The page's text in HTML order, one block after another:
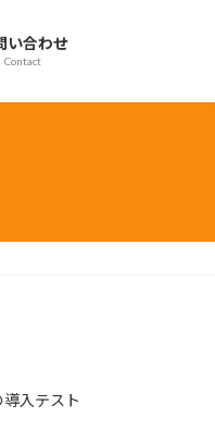
い合わせ
Contact
導入テスト